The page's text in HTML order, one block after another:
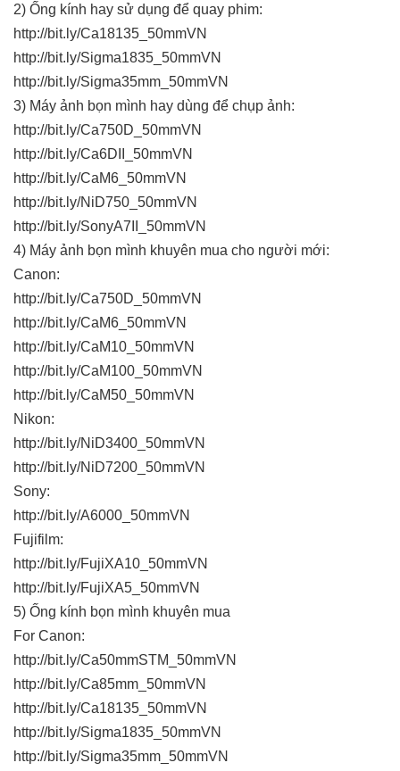
2) Ống kính hay sử dụng để quay phim:
http://bit.ly/Ca18135_50mmVN
http://bit.ly/Sigma1835_50mmVN
http://bit.ly/Sigma35mm_50mmVN
3) Máy ảnh bọn mình hay dùng để chụp ảnh:
http://bit.ly/Ca750D_50mmVN
http://bit.ly/Ca6DII_50mmVN
http://bit.ly/CaM6_50mmVN
http://bit.ly/NiD750_50mmVN
http://bit.ly/SonyA7II_50mmVN
4) Máy ảnh bọn mình khuyên mua cho người mới:
Canon:
http://bit.ly/Ca750D_50mmVN
http://bit.ly/CaM6_50mmVN
http://bit.ly/CaM10_50mmVN
http://bit.ly/CaM100_50mmVN
http://bit.ly/CaM50_50mmVN
Nikon:
http://bit.ly/NiD3400_50mmVN
http://bit.ly/NiD7200_50mmVN
Sony:
http://bit.ly/A6000_50mmVN
Fujifilm:
http://bit.ly/FujiXA10_50mmVN
http://bit.ly/FujiXA5_50mmVN
5) Ống kính bọn mình khuyên mua
For Canon:
http://bit.ly/Ca50mmSTM_50mmVN
http://bit.ly/Ca85mm_50mmVN
http://bit.ly/Ca18135_50mmVN
http://bit.ly/Sigma1835_50mmVN
http://bit.ly/Sigma35mm_50mmVN